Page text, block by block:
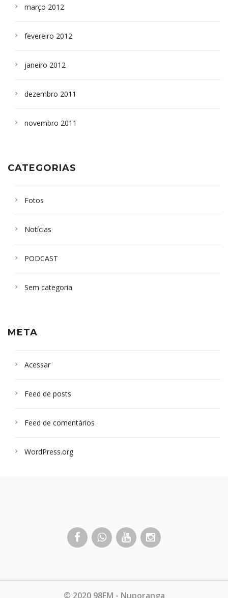
março 2012
fevereiro 2012
janeiro 2012
dezembro 2011
novembro 2011
CATEGORIAS
Fotos
Notícias
PODCAST
Sem categoria
META
Acessar
Feed de posts
Feed de comentários
WordPress.org
© 2020 98FM - Nuporanga